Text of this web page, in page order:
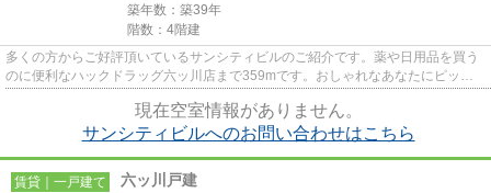
築年数：築39年
階数：4階建
多くの方からご好評頂いているサンシティビルのご紹介です。薬や日用品を買う
のに便利なハックドラッグ六ッ川店まで359mです。おしゃれなあなたにピッタ
現在空室情報がありません。
サンシティビルへのお問い合わせはこちら
賃貸｜一戸建て 六ッ川戸建